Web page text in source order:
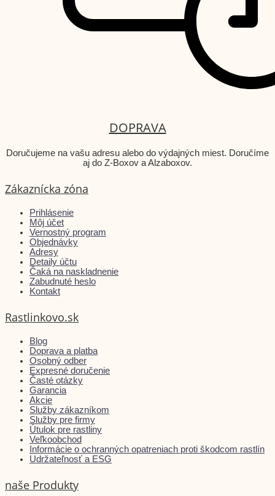
DOPRAVA
Doručujeme na vašu adresu alebo do výdajných miest. Doručíme
aj do Z-Boxov a Alzaboxov.
Zákaznícka zóna
Prihlásenie
Môj účet
Vernostný program
Objednávky
Adresy
Detaily účtu
Čaká na naskladnenie
Zabudnuté heslo
Kontakt
Rastlinkovo.sk
Blog
Doprava a platba
Osobný odber
Expresné doručenie
Časté otázky
Garancia
Akcie
Služby zákazníkom
Služby pre firmy
Útulok pre rastliny
Veľkoobchod
Informácie o ochranných opatreniach proti škodcom rastlín
Udržateľnosť a ESG
naše Produkty